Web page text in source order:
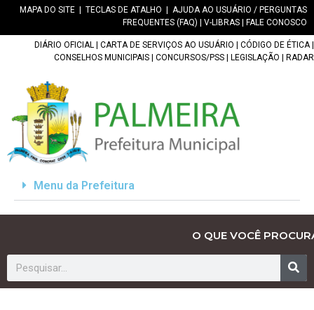
MAPA DO SITE TECLAS DE ATALHO
AJUDA AO USUÁRIO / PERGUNTAS
FREQUENTES (FAQ)
V-LIBRAS FALE CONOSCO
DIÁRIO OFICIAL CARTA DE SERVIÇOS AO USUÁRIO CÓDIGO DE ÉTICA|
CONSELHOS MUNICIPAIS
CONCURSOS/PSS LEGISLAÇÃO RADAR
Menu da Prefeitura
O QUE VOCÊ